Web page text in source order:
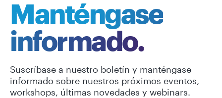
Manténgase
informado.
Suscríbase a nuestro boletín y manténgase
informado sobre nuestros próximos eventos,
workshops, últimas novedades y webinars.